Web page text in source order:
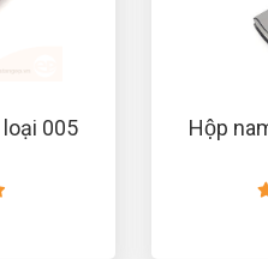
005 Hộp